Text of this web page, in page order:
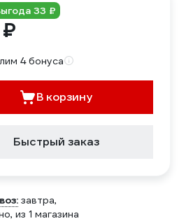
33 ₽
4 бонуса
В корзину
Быстрый заказ
завтра,
, из 1 магазина